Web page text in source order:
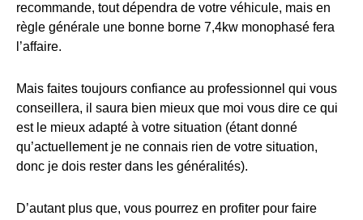
recommande, tout dépendra de votre véhicule, mais en
règle générale une bonne borne 7,4kw monophasé fera
l’affaire.
Mais faites toujours confiance au professionnel qui vous
conseillera, il saura bien mieux que moi vous dire ce qui
est le mieux adapté à votre situation (étant donné
qu’actuellement je ne connais rien de votre situation,
donc je dois rester dans les généralités).
D’autant plus que, vous pourrez en profiter pour faire